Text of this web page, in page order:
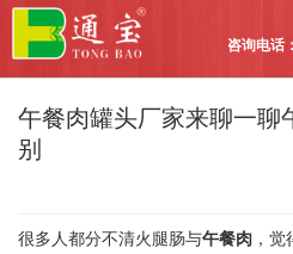
咨询电话
午餐肉罐头厂家来聊一聊
别
很多人都分不清火腿肠与午餐肉 ，